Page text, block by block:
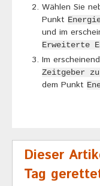
Wählen Sie
Punkt
und im
Erweiterte
Im
Zeitgeber
dem Punkt
Dieser
Tag